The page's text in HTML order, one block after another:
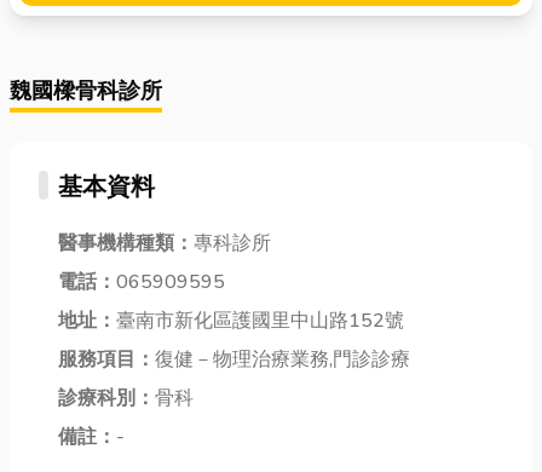
魏國樑骨科診所
基本資料
醫事機構種類： 專科診所
電話： 065909595
地址： 臺南市新化區護國里中山路152號
服務項目： 復健－物理治療業務,門診診療
診療科別： 骨科
備註： -